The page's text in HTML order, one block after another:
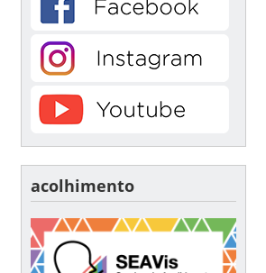
acolhimento